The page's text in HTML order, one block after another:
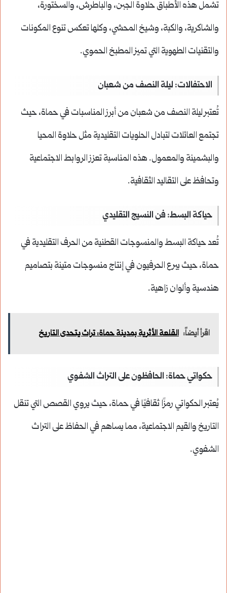
تشمل هذه الأطباق حلاوة الجبن، والباطرش، والسختورة،
والشاكرية، والكبة، وشيخ المحشي، وكلها تعكس تنوع المكونات
والتقنيات الطهوية التي تميز المطبخ الحموي.
الاحتفالات: ليلة النصف من شعبان
تُعتبر ليلة النصف من شعبان من أبرز المناسبات في حماة، حيث
تجتمع العائلات لتبادل الحلويات التقليدية مثل حلاوة المحيا
والبشمينة والمعمول. هذه المناسبة تعزز الروابط الاجتماعية
وتحافظ على التقاليد الثقافية.
حياكة البسط: فن النسيج التقليدي
تُعد حياكة البسط والمنسوجات القطنية من الحرف التقليدية في
حماة، حيث يبرع الحرفيون في إنتاج منسوجات متينة بتصاميم
هندسية وألوان زاهية.
اقرأ أيضاً: القلعة الأثرية بمدينة حماة: تراث يتحدى التاريخ
حكواتي حماة: الحافظون على التراث الشفوي
يُعتبر الحكواتي رمزًا ثقافيًا في حماة، حيث يروي القصص التي تنقل
التاريخ والقيم الاجتماعية، مما يساهم في الحفاظ على التراث
الشفوي.